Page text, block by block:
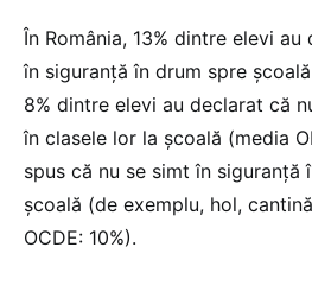
În România, 13% dintre elevi
în siguranță în drum spre
8% dintre elevi au declarat că
în clasele lor la școală (media
spus că nu se simt în siguranță
școală (de exemplu, hol,
OCDE: 10%).